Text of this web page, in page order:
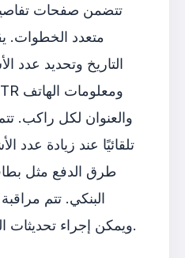
تتضمن صفحات
متعدد الخطوات.
التاريخ وتحديد عدد
والعنوان لكل راكب.
تلقائيًا عند زيادة عدد
طرق الدفع مثل
البنكي. تتم
ويمكن إجراء تحديثات الحالة من لوحة الإدارة.